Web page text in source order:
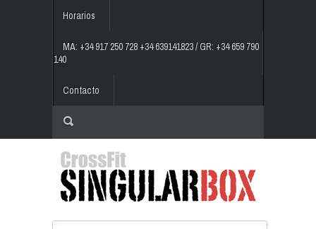
Horarios
MA: +34 917 250 728 +34 639141823 / GR: +34 659 790
140
Contacto